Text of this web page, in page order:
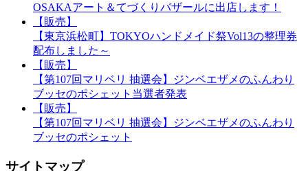
OSAKAアート＆てづくりバザールに出店します！
【販売】
【東京浜松町】TOKYOハンドメイド祭Vol13の整理券
配布しました～
【販売】
【第107回マリベリ 抽選会】ジンベエザメのふんわり
ブッセのポシェット当選者発表
【販売】
【第107回マリベリ 抽選会】ジンベエザメのふんわり
ブッセのポシェット
サイトマップ